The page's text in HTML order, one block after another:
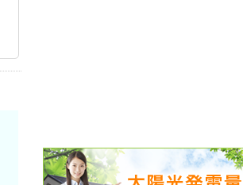
ｽﾏｰﾄﾌｫﾝ用のサイト作成！
結露 10日間予報オプション追加！